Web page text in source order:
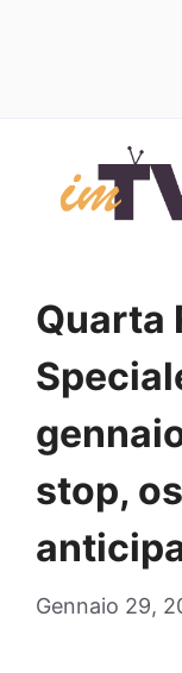
contenuto
Quarta
stop,
Gennaio 29,